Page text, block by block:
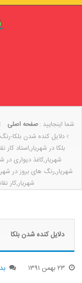
شما اینجایید :صفحه اصلی
دلایل کنده شدن بلکا-
بلکا در شهریار,استاد
شهریار,کاغذ دیواری در
شهریار,رنگ های بروز در
شهریار,کار
دلایل کنده شدن بلکا
۲۳بهمن ۱۳۹۱